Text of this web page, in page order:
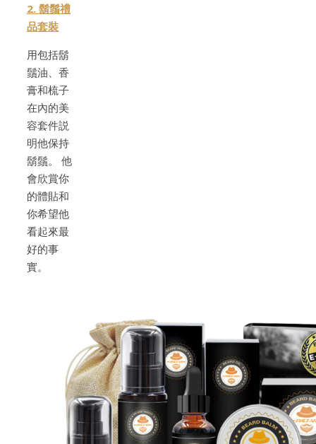
2. 鬍鬚禮
品套裝
用包括鬍
鬚油、香
膏和梳子
在內的美
容套件説
明他保持
鬍鬚。 他
會欣賞你
的體貼和
你希望他
看起來最
好的事
實。